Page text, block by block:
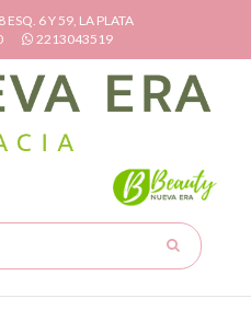
6 Y 59, LA PLATA
2213043519